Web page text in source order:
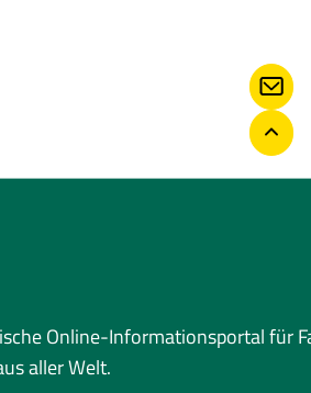
Online-Informationsportal für
aller Welt.